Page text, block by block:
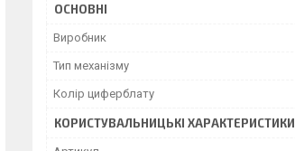
ОСНОВНІ
Виробник
Тип механізму
Колір циферблату
КОРИСТУВАЛЬНИЦЬКІ ХАРАКТЕРИСТИКИ